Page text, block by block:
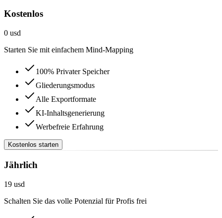
Kostenlos
0 usd
Starten Sie mit einfachem Mind-Mapping
100% Privater Speicher
Gliederungsmodus
Alle Exportformate
KI-Inhaltsgenerierung
Werbefreie Erfahrung
Kostenlos starten
Jährlich
19 usd
Schalten Sie das volle Potenzial für Profis frei